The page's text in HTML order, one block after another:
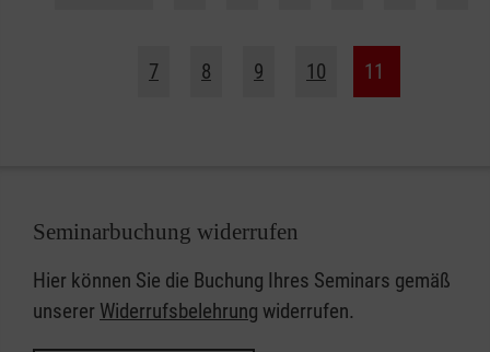
7 8 9 10 11
Seminarbuchung widerrufen
Hier können Sie die Buchung Ihres Seminars gemäß
unserer Widerrufsbelehrung widerrufen.